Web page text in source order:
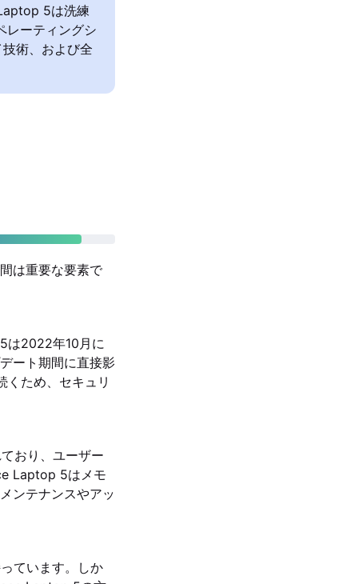
5は洗練
レーティングシ
術、および全
は重要な要素で
は2022年10月に
ート期間に直接影
ため、セキュリ
おり、ユーザー
Laptop 5はメモ
ンテナンスやアッ
ています。しか